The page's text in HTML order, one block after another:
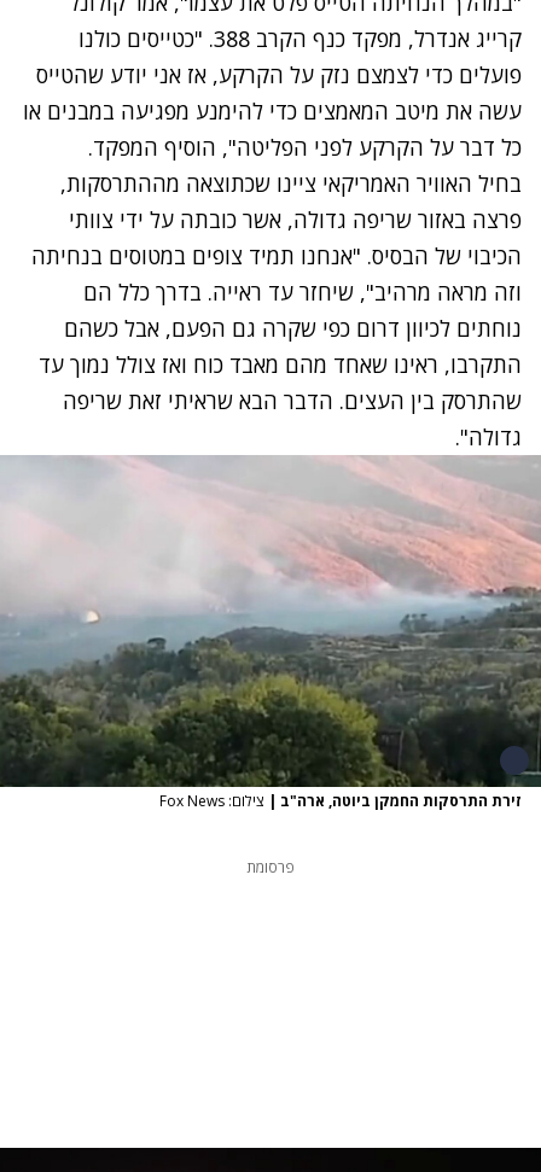
קרייג אנדרל
, מפקד כנף הקרב 388. "כטייסים כולנו
פועלים כדי לצמצם נזק על הקרקע, אז אני יודע שהטייס
עשה את מיטב המאמצים כדי להימנע מפגיעה במבנים או
כל דבר על הקרקע לפני הפליטה", הוסיף המפקד.
בחיל האוויר האמריקאי ציינו שכתוצאה מההתרסקות,
פרצה באזור שריפה גדולה, אשר כובתה על ידי צוותי
הכיבוי של הבסיס. "אנחנו תמיד צופים במטוסים בנחיתה
וזה מראה מרהיב", שיחזר עד ראייה. בדרך כלל הם
נוחתים לכיוון דרום כפי שקרה גם הפעם, אבל כשהם
התקרבו, ראינו שאחד מהם מאבד כוח ואז צולל נמוך עד
שהתרסק בין העצים. הדבר הבא שראיתי זאת שריפה
גדולה".
זירת התרסקות החמקן ביוטה, ארה"ב | צילום: Fox News
פרסומת